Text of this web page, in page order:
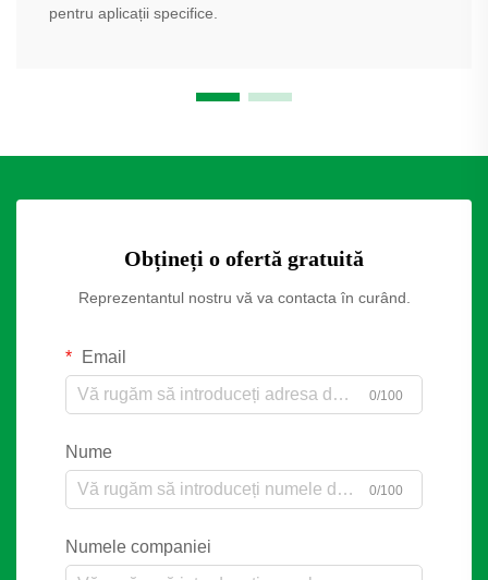
pentru aplicații specifice.
Obțineți o ofertă gratuită
Reprezentantul nostru vă va contacta în curând.
Email
0/100
Nume
0/100
Numele companiei